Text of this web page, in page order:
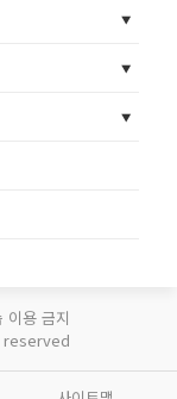
이용 금지